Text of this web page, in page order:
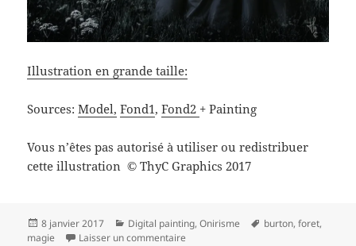
Illustration en grande taille:
Sources:Model, Fond1,Fond2 + Painting
Vous n’êtes pas autorisé à utiliser ou redistribuer
cette illustration©ThyC Graphics 2017
Publié
le
8 janvier 2017 Catégories
Digital painting,Onirisme
Mots-
burton,foret,
magie
Laisser un commentaire